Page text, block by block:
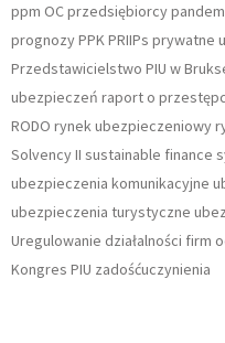
ppm OC przedsiębiorcy
prognozyPPKPRIIPs prywatne
Przedstawicielstwo PIU w
ubezpieczeń raport o
RODO rynek ubezpieczeniowy
Solvency II sustainable finance
ubezpieczenia komunikacyjne
ubezpieczenia turystyczne
Uregulowanie działalności firm
Kongres PIU zadośćuczynienia